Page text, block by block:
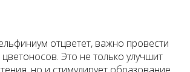
отцветет, важно провести
Это не только улучшит
но и стимулирует образование